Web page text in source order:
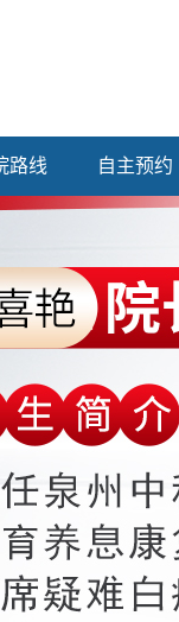
路线 自主预约